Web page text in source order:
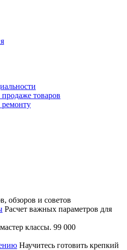
товаров
обзоров и советов
Расчет важных параметров для
классы. 99 000
Научитесь готовить крепкий